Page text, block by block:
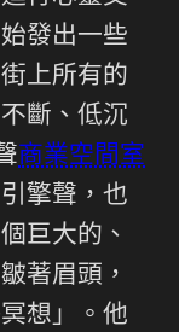
發出一些
上所有的
斷、低沉
商業空間室
擎聲，也
巨大的、
著眉頭，
想」。他